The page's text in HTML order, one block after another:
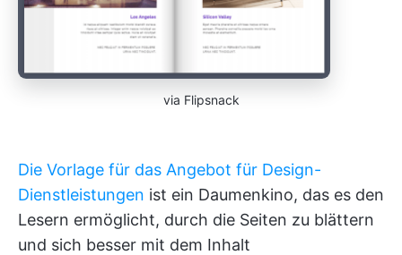
via Flipsnack
Die Vorlage für das Angebot für Design-
Dienstleistungen ist ein Daumenkino, das es den
Lesern ermöglicht, durch die Seiten zu blättern
und sich besser mit dem Inhalt